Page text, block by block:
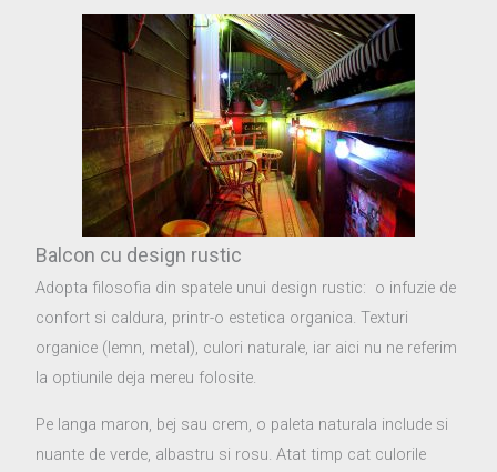
Balcon cu design rustic
Adopta filosofia din spatele unui design rustic: o infuzie de
confort si caldura, printr-o estetica organica. Texturi
organice (lemn, metal), culori naturale, iar aici nu ne referim
la optiunile deja mereu folosite.
Pe langa maron, bej sau crem, o paleta naturala include si
nuante de verde, albastru si rosu. Atat timp cat culorile